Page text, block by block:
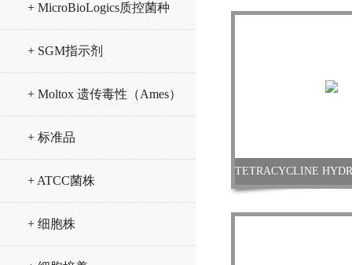
+ MicroBioLogics质控菌种
+ SGM指示剂
+ Moltox 遗传毒性（Ames）
试验试剂
+ 标准品
+ ATCC菌株
+ 细胞株